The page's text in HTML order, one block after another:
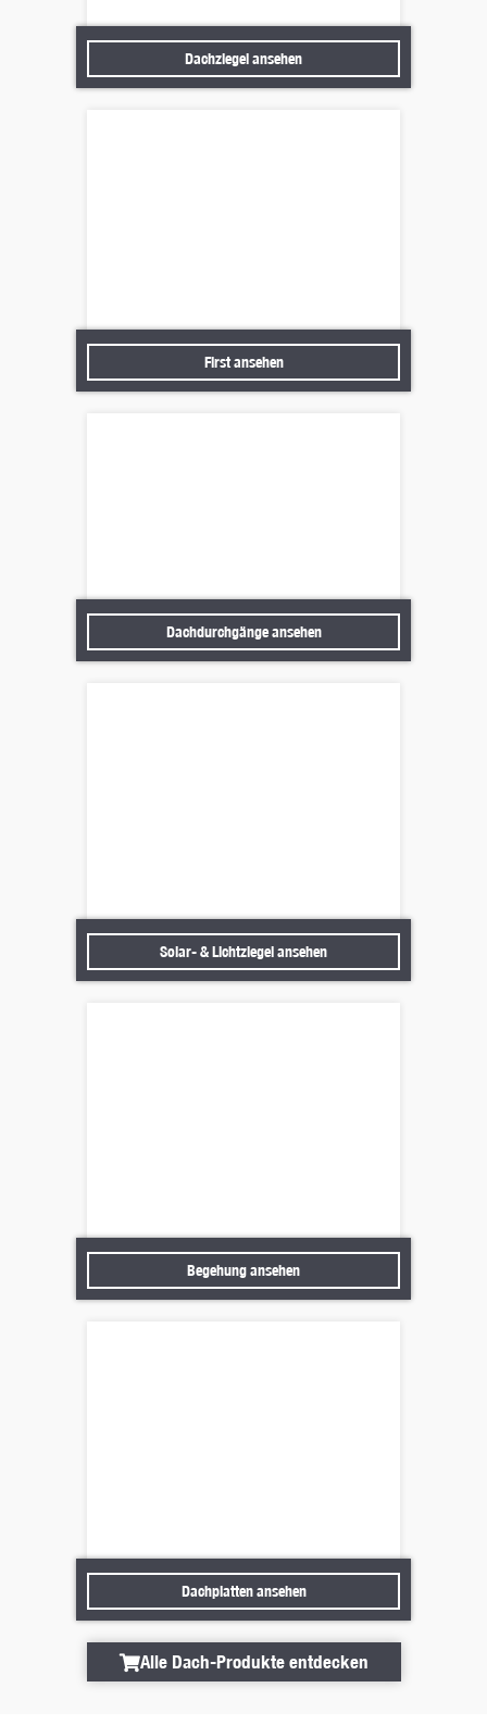
Dachziegel ansehen
Dachziegel ansehen
First ansehen
First ansehen
Dachdurchgänge ansehen
Dachdurchgänge ansehen
Solar- & Lichtziegel ansehen
Solar- & Lichtziegel ansehen
Begehung ansehen
Begehung ansehen
Dachplatten ansehen
Dachplatten ansehen
Alle Dach-Produkte entdecken
Alle Dach-Produkte entdecken